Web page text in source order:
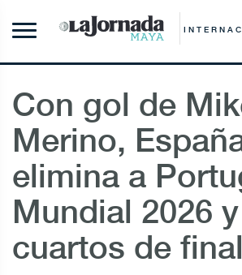
Con gol de
Merino,
elimina a
Mundial 2026
cuartos de final